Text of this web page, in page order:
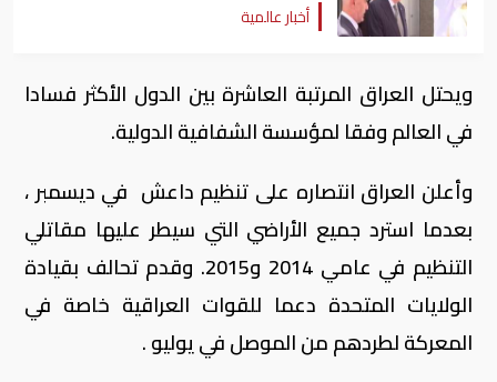
أخبار عالمية
ويحتل العراق المرتبة العاشرة بين الدول الأكثر فسادا
في العالم وفقا لمؤسسة الشفافية الدولية.
وأعلن العراق انتصاره على تنظيم داعش في ديسمبر ،
بعدما استرد جميع الأراضي التي سيطر عليها مقاتلي
‬الولايات المتحدة دعما للقوات العراقية خاصة في
المعركة لطردهم من الموصل في يوليو .